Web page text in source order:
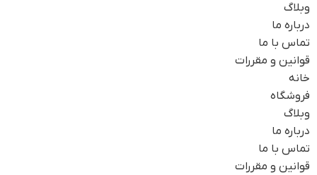
وبلاگ
درباره ما
تماس با ما
قوانین و مقررات
خانه
فروشگاه
وبلاگ
درباره ما
تماس با ما
قوانین و مقررات